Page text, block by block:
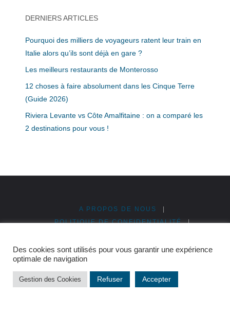
DERNIERS ARTICLES
Pourquoi des milliers de voyageurs ratent leur train en
Italie alors qu’ils sont déjà en gare ?
Les meilleurs restaurants de Monterosso
12 choses à faire absolument dans les Cinque Terre
(Guide 2026)
Riviera Levante vs Côte Amalfitaine : on a comparé les
2 destinations pour vous !
A PROPOS DE NOUS
POLITIQUE DE CONFIDENTIALITÉ |
PUBLICITÉ & PARTENARIATS | PLAN DU SITE
©2026 Cinque Terre en Italie
Des cookies sont utilisés pour vous garantir une expérience
optimale de navigation
Gestion des Cookies Refuser Accepter